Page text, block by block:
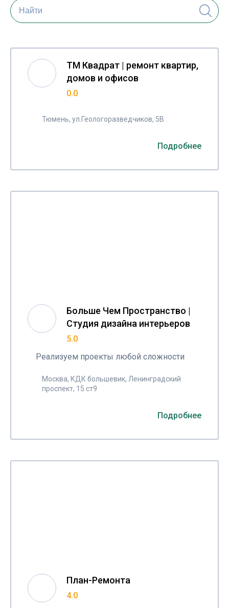
ТМ Квадрат | ремонт квартир,
домов и офисов
0.0
Тюмень, ул.Геологоразведчиков, 5В
Подробнее
Больше Чем Пространство |
Студия дизайна интерьеров
5.0
Реализуем проекты любой сложности
Москва, КДК большевик, Ленинградский
проспект, 15 ст9
Подробнее
План-Ремонта
4.0